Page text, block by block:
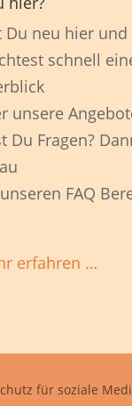
Du neu hier und
schnell
unsere
Du Fragen?
FAQ
erfahren …
für soziale